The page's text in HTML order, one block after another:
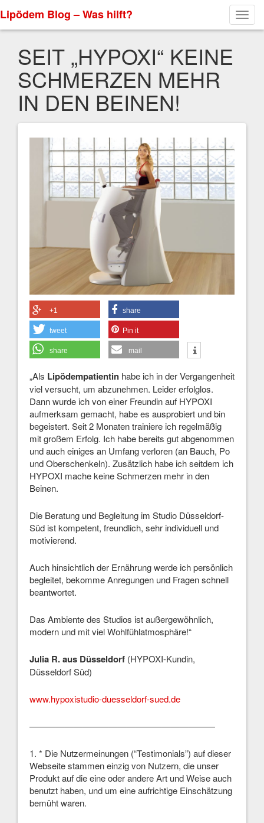
Lipödem Blog – Was hilft?
SEIT „HYPOXI“ KEINE
SCHMERZEN MEHR
IN DEN BEINEN!
+1 share
tweet Pin it
share mail
„Als Lipödempatientin habe ich in der Vergangenheit
viel versucht, um abzunehmen. Leider erfolglos.
Dann wurde ich von einer Freundin auf HYPOXI
aufmerksam gemacht, habe es ausprobiert und bin
begeistert. Seit 2 Monaten trainiere ich regelmäßig
mit großem Erfolg. Ich habe bereits gut abgenommen
und auch einiges an Umfang verloren (an Bauch, Po
und Oberschenkeln). Zusätzlich habe ich seitdem ich
HYPOXI mache keine Schmerzen mehr in den
Beinen.
Die Beratung und Begleitung im Studio Düsseldorf-
Süd ist kompetent, freundlich, sehr individuell und
motivierend.
Auch hinsichtlich der Ernährung werde ich persönlich
begleitet, bekomme Anregungen und Fragen schnell
beantwortet.
Das Ambiente des Studios ist außergewöhnlich,
modern und mit viel Wohlfühlatmosphäre!“
Julia R. aus Düsseldorf (HYPOXI-Kundin,
Düsseldorf Süd)
www.hypoxistudio-duesseldorf-sued.de
—————————————————————
1. * Die Nutzermeinungen (“Testimonials”) auf dieser
Webseite stammen einzig von Nutzern, die unser
Produkt auf die eine oder andere Art und Weise auch
benutzt haben, und um eine aufrichtige Einschätzung
bemüht waren.